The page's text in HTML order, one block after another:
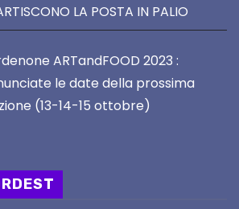
LA POSTA IN PALIO
ARTandFOOD 2023 :
le date della prossima
(13-14-15 ottobre)